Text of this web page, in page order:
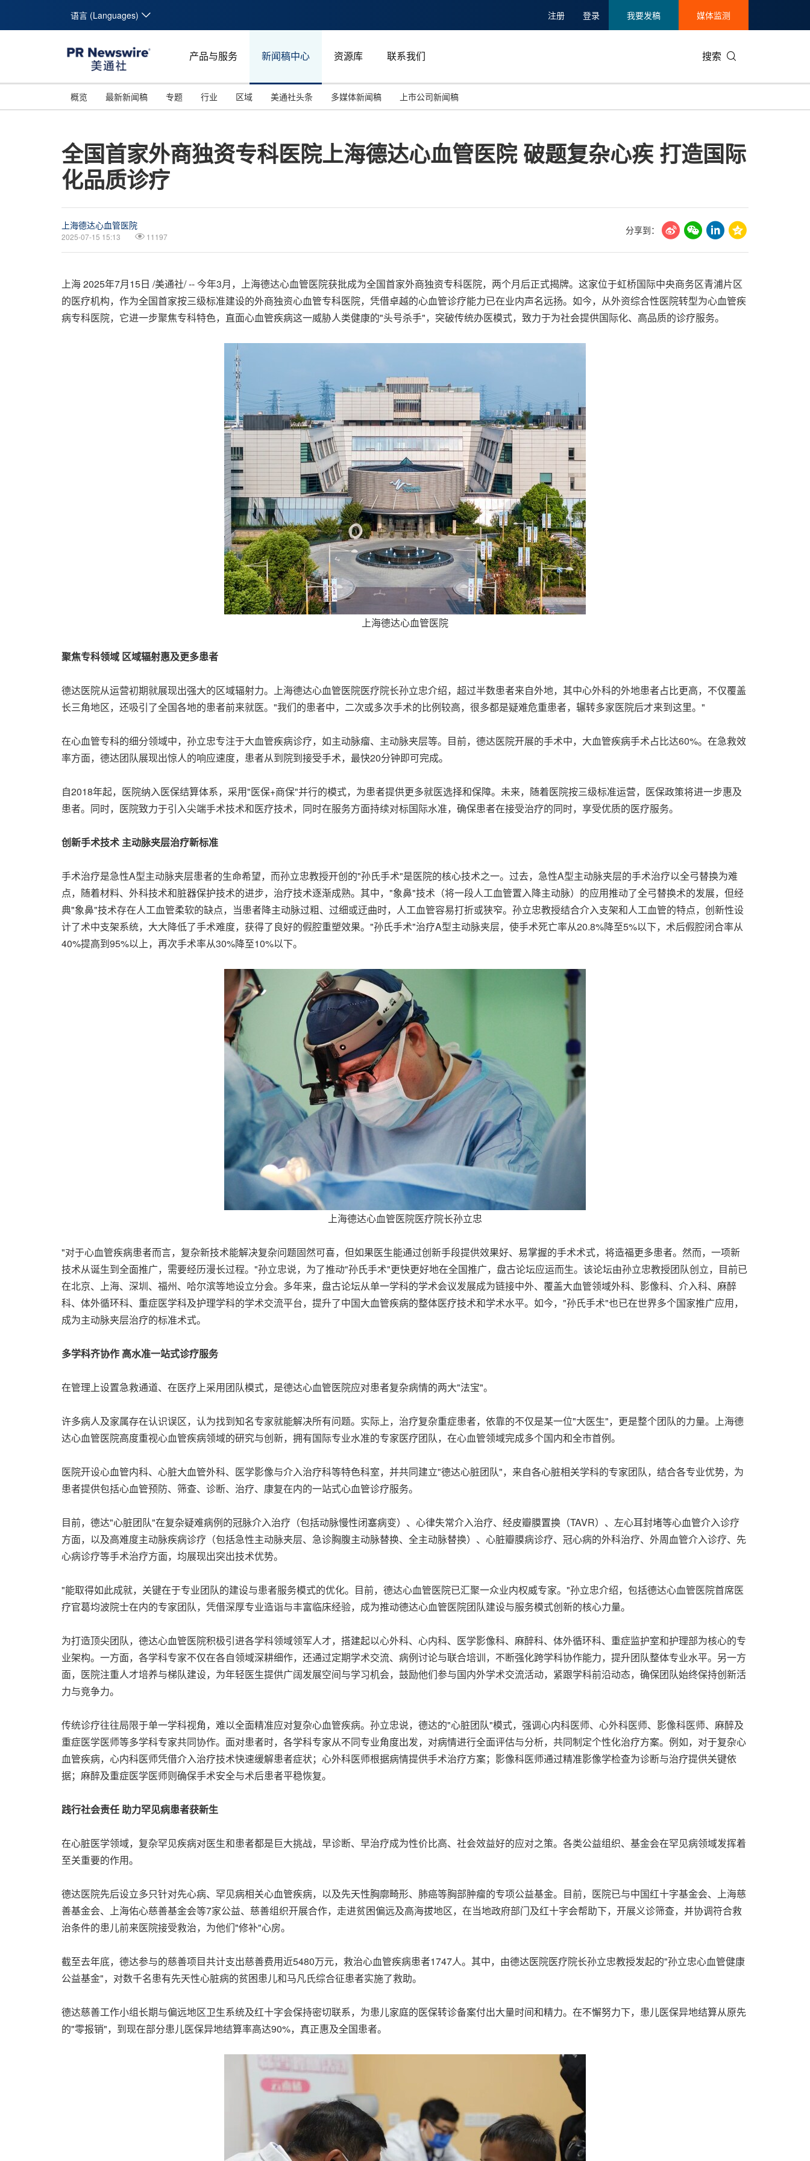
语言 (Languages) 注册 登录 我要发稿 媒体监测
产品与服务 新闻稿中心 资源库 联系我们 搜索
概览 最新新闻稿 专题
投资并购
碳中和
行业
能源化工与环保
娱乐时尚与艺术
区域
马来西亚
新加坡
美通社头条 多媒体新闻稿 上市公司新闻稿
全国首家外商独资专科医院上海德达心血管医院 破题复杂心疾 打造国际
化品质诊疗
上海德达心血管医院
2025-07-15 15:13 11197
分享到：
上海2025年7月15日 /美通社/ -- 今年3月，上海德达心血管医院获批成为全国首家外商独资专科医院，两个月后正式揭牌。这家位于虹桥国际中央商务区青浦片区
的医疗机构，作为全国首家按三级标准建设的外商独资心血管专科医院，凭借卓越的心血管诊疗能力已在业内声名远扬。如今，从外资综合性医院转型为心血管疾
病专科医院，它进一步聚焦专科特色，直面心血管疾病这一威胁人类健康的"头号杀手"，突破传统办医模式，致力于为社会提供国际化、高品质的诊疗服务。
上海德达心血管医院
聚焦专科领域 区域辐射惠及更多患者
德达医院从运营初期就展现出强大的区域辐射力。上海德达心血管医院医疗院长孙立忠介绍，超过半数患者来自外地，其中心外科的外地患者占比更高，不仅覆盖
长三角地区，还吸引了全国各地的患者前来就医。"我们的患者中，二次或多次手术的比例较高，很多都是疑难危重患者，辗转多家医院后才来到这里。"
在心血管专科的细分领域中，孙立忠专注于大血管疾病诊疗，如主动脉瘤、主动脉夹层等。目前，德达医院开展的手术中，大血管疾病手术占比达60%。在急救效
率方面，德达团队展现出惊人的响应速度，患者从到院到接受手术，最快20分钟即可完成。
自2018年起，医院纳入医保结算体系，采用"医保+商保"并行的模式，为患者提供更多就医选择和保障。未来，随着医院按三级标准运营，医保政策将进一步惠及
患者。同时，医院致力于引入尖端手术技术和医疗技术，同时在服务方面持续对标国际水准，确保患者在接受治疗的同时，享受优质的医疗服务。
创新手术技术 主动脉夹层治疗新标准
手术治疗是急性A型主动脉夹层患者的生命希望，而孙立忠教授开创的"孙氏手术"是医院的核心技术之一。过去，急性A型主动脉夹层的手术治疗以全弓替换为难
点，随着材料、外科技术和脏器保护技术的进步，治疗技术逐渐成熟。其中，"象鼻"技术（将一段人工血管置入降主动脉）的应用推动了全弓替换术的发展，但经
典"象鼻"技术存在人工血管柔软的缺点，当患者降主动脉过粗、过细或迂曲时，人工血管容易打折或狭窄。孙立忠教授结合介入支架和人工血管的特点，创新性设
计了术中支架系统，大大降低了手术难度，获得了良好的假腔重塑效果。"孙氏手术"治疗A型主动脉夹层，使手术死亡率从20.8%降至5%以下，术后假腔闭合率从
40%提高到95%以上，再次手术率从30%降至10%以下。
上海德达心血管医院医疗院长孙立忠
"对于心血管疾病患者而言， 复杂新技术能解决复杂问题固然可喜，但如果医生能通过创新手段提供效果好、易掌握的手术术式，将造福更多患者。然而，一项新
技术从诞生到全面推广，需要经历漫长过程。"孙立忠说，为了推动"孙氏手术"更快更好地在全国推广，盘古论坛应运而生。该论坛由孙立忠教授团队创立，目前已
在北京、上海、深圳、福州、哈尔滨等地设立分会。多年来，盘古论坛从单一学科的学术会议发展成为链接中外、覆盖大血管领域外科、影像科、介入科、麻醉
科、体外循环科、重症医学科及护理学科的学术交流平台，提升了中国大血管疾病的整体医疗技术和学术水平。如今，"孙氏手术"也已在世界多个国家推广应用，
成为主动脉夹层治疗的标准术式。
多学科齐协作 高水准一站式诊疗服务
在管理上设置急救通道、在医疗上采用团队模式，是德达心血管医院应对患者复杂病情的两大"法宝"。
许多病人及家属存在认识误区，认为找到知名专家就能解决所有问题。实际上，治疗复杂重症患者，依靠的不仅是某一位"大医生"，更是整个团队的力量。上海德
达心血管医院高度重视心血管疾病领域的研究与创新，拥有国际专业水准的专家医疗团队，在心血管领域完成多个国内和全市首例。
医院开设心血管内科、心脏大血管外科、医学影像与介入治疗科等特色科室，并共同建立"德达心脏团队"，来自各心脏相关学科的专家团队，结合各专业优势，为
患者提供包括心血管预防、筛查、诊断、治疗、康复在内的一站式心血管诊疗服务。
目前，德达"心脏团队"在复杂疑难病例的冠脉介入治疗（包括动脉慢性闭塞病变）、心律失常介入治疗、经皮瓣膜置换（TAVR）、左心耳封堵等心血管介入诊疗
方面，以及高难度主动脉疾病诊疗（包括急性主动脉夹层、急诊胸腹主动脉替换、全主动脉替换）、心脏瓣膜病诊疗、冠心病的外科治疗、外周血管介入诊疗、先
心病诊疗等手术治疗方面，均展现出突出技术优势。
"能取得如此成就，关键在于专业团队的建设与患者服务模式的优化。目前，德达心血管医院已汇聚一众业内权威专家。"孙立忠介绍，包括德达心血管医院首席医
疗官葛均波院士在内的专家团队，凭借深厚专业造诣与丰富临床经验，成为推动德达心血管医院团队建设与服务模式创新的核心力量。
为打造顶尖团队，德达心血管医院积极引进各学科领域领军人才，搭建起以心外科、心内科、医学影像科、麻醉科、体外循环科、重症监护室和护理部为核心的专
业架构。一方面，各学科专家不仅在各自领域深耕细作，还通过定期学术交流、病例讨论与联合培训，不断强化跨学科协作能力，提升团队整体专业水平。另一方
面，医院注重人才培养与梯队建设，为年轻医生提供广阔发展空间与学习机会，鼓励他们参与国内外学术交流活动，紧跟学科前沿动态，确保团队始终保持创新活
力与竞争力。
传统诊疗往往局限于单一学科视角，难以全面精准应对复杂心血管疾病。孙立忠说，德达的"心脏团队"模式，强调心内科医师、心外科医师、影像科医师、麻醉及
重症医学医师等多学科专家共同协作。面对患者时，各学科专家从不同专业角度出发，对病情进行全面评估与分析，共同制定个性化治疗方案。例如，对于复杂心
血管疾病，心内科医师凭借介入治疗技术快速缓解患者症状；心外科医师根据病情提供手术治疗方案；影像科医师通过精准影像学检查为诊断与治疗提供关键依
据；麻醉及重症医学医师则确保手术安全与术后患者平稳恢复。
践行社会责任 助力罕见病患者获新生
在心脏医学领域，复杂罕见疾病对医生和患者都是巨大挑战，早诊断、早治疗成为性价比高、社会效益好的应对之策。各类公益组织、基金会在罕见病领域发挥着
至关重要的作用。
德达医院先后设立多只针对先心病、罕见病相关心血管疾病，以及先天性胸廓畸形、肺癌等胸部肿瘤的专项公益基金。目前，医院已与中国红十字基金会、上海慈
善基金会、上海佑心慈善基金会等7家公益、慈善组织开展合作，走进贫困偏远及高海拔地区，在当地政府部门及红十字会帮助下，开展义诊筛查，并协调符合救
治条件的患儿前来医院接受救治，为他们"修补"心房。
截至去年底，德达参与的慈善项目共计支出慈善费用近5480万元，救治心血管疾病患者1747人。其中，由德达医院医疗院长孙立忠教授发起的"孙立忠心血管健康
公益基金"，对数千名患有先天性心脏病的贫困患儿和马凡氏综合征患者实施了救助。
德达慈善工作小组长期与偏远地区卫生系统及红十字会保持密切联系，为患儿家庭的医保转诊备案付出大量时间和精力。在不懈努力下，患儿医保异地结算从原先
的"零报销"，到现在部分患儿医保异地结算率高达90%，真正惠及全国患者。